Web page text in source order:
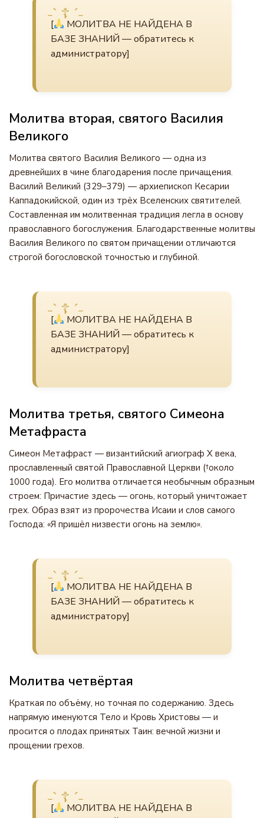
[
МОЛИТВА НЕ НАЙДЕНА В
БАЗЕ ЗНАНИЙ — обратитесь к
администратору]
Молитва вторая, святого Василия
Великого
Молитва святого Василия Великого — одна из
древнейших в чине благодарения после причащения.
Василий Великий (329–379) — архиепископ Кесарии
Каппадокийской, один из трёх Вселенских святителей.
Составленная им молитвенная традиция легла в основу
православного богослужения. Благодарственные молитвы
Василия Великого по святом причащении отличаются
строгой богословской точностью и глубиной.
[
МОЛИТВА НЕ НАЙДЕНА В
БАЗЕ ЗНАНИЙ — обратитесь к
администратору]
Молитва третья, святого Симеона
Метафраста
Симеон Метафраст — византийский агиограф X века,
прославленный святой Православной Церкви (†около
1000 года). Его молитва отличается необычным образным
строем: Причастие здесь — огонь, который уничтожает
грех. Образ взят из пророчества Исаии и слов самого
Господа: «Я пришёл низвести огонь на землю».
[
МОЛИТВА НЕ НАЙДЕНА В
БАЗЕ ЗНАНИЙ — обратитесь к
администратору]
Молитва четвёртая
Краткая по объёму, но точная по содержанию. Здесь
напрямую именуются Тело и Кровь Христовы — и
просится о плодах принятых Таин: вечной жизни и
прощении грехов.
[
МОЛИТВА НЕ НАЙДЕНА В